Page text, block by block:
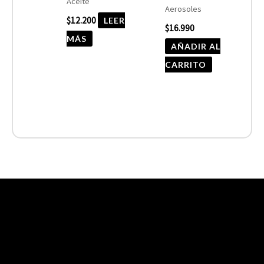
$12.200
LEER
MÁS
Aerosoles
$16.990
AÑADIR AL
CARRITO